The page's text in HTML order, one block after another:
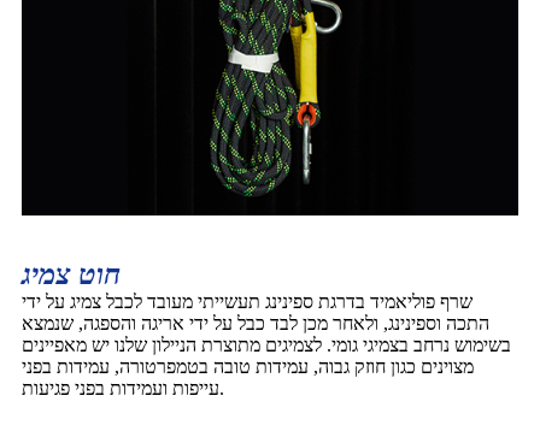
חוט צמיג
שרף פוליאמיד בדרגת ספינינג תעשייתי מעובד לכבל צמיג על ידי
התכה וספינינג, ולאחר מכן לבד כבל על ידי אריגה והספגה, שנמצא
בשימוש נרחב בצמיגי גומי. לצמיגים מתוצרת הניילון שלנו יש מאפיינים
מצוינים כגון חוזק גבוה, עמידות טובה בטמפרטורה, עמידות בפני
עייפות ועמידות בפני פגיעות.